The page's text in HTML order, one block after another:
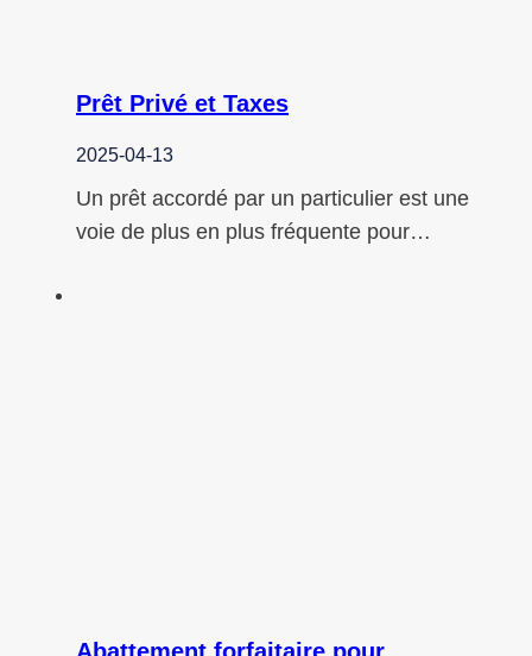
Prêt Privé et Taxes
2025-04-13
Un prêt accordé par un particulier est une
voie de plus en plus fréquente pour…